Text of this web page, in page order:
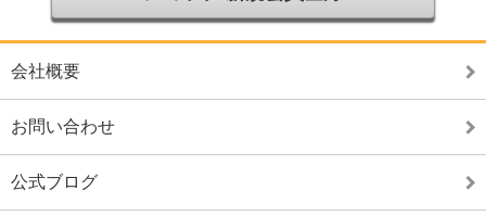
会社概要
お問い合わせ
公式ブログ